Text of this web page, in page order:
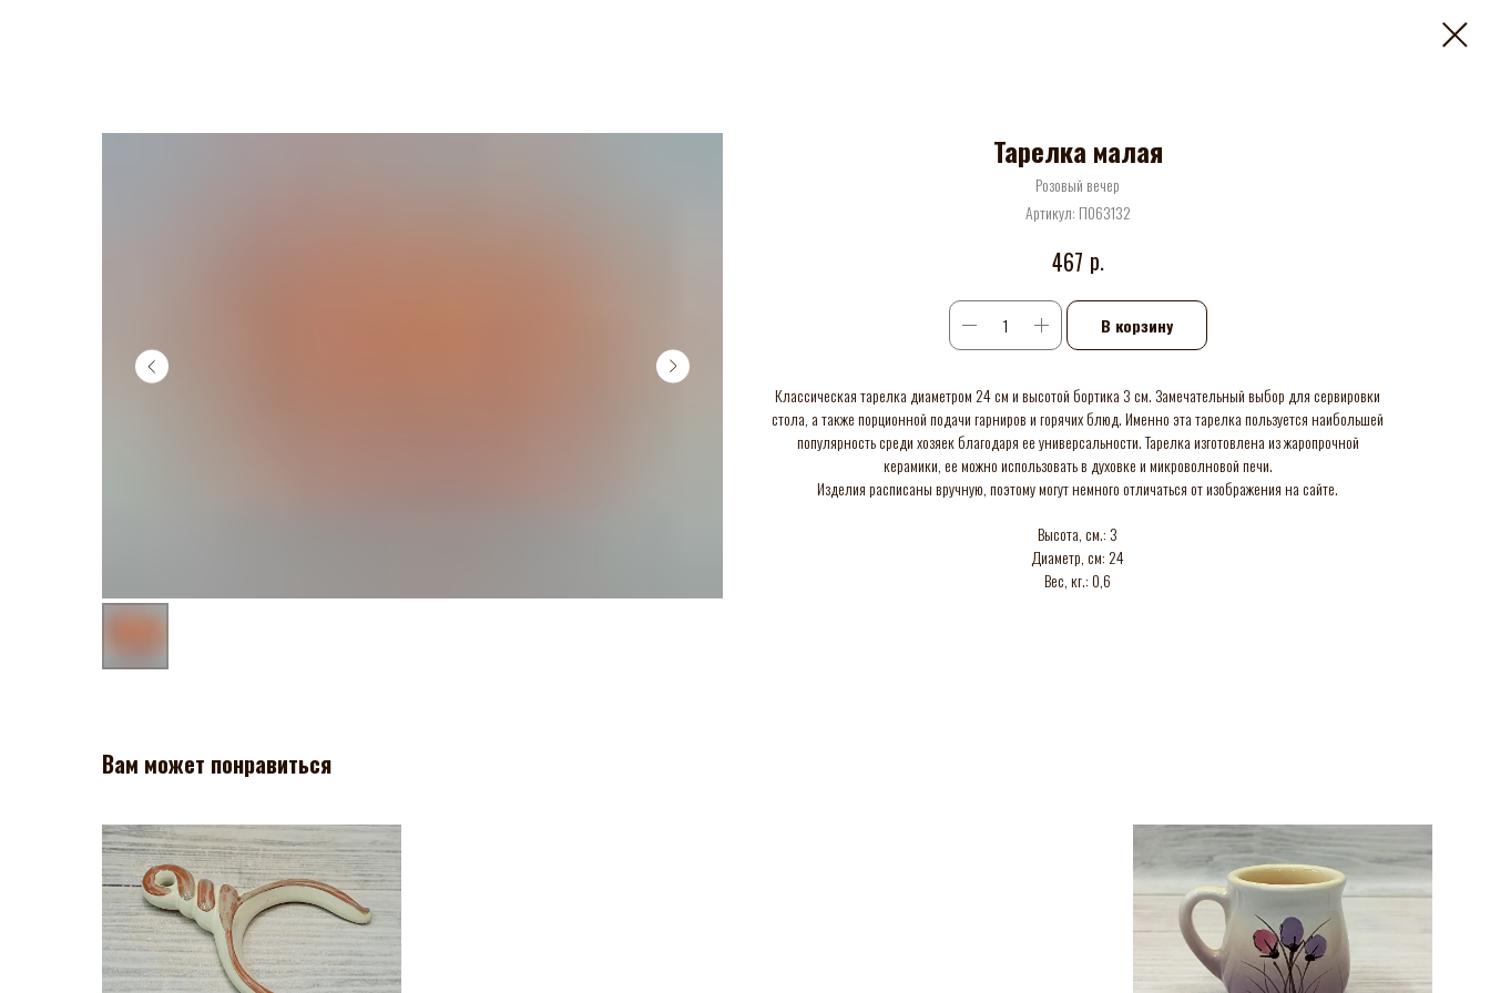
Тарелка малая
Розовый вечер
Артикул: П063132
467 р.
В корзину
Классическая тарелка диаметром 24 см и высотой бортика 3 см. Замечательный выбор для сервировки
стола, а также порционной подачи гарниров и горячих блюд. Именно эта тарелка пользуется наибольшей
популярность среди хозяек благодаря ее универсальности. Тарелка изготовлена из жаропрочной
керамики, ее можно использовать в духовке и микроволновой печи.
Изделия расписаны вручную, поэтому могут немного отличаться от изображения на сайте.
Высота, см.: 3
Диаметр, см: 24
Вес, кг.: 0,6
Вам может понравиться